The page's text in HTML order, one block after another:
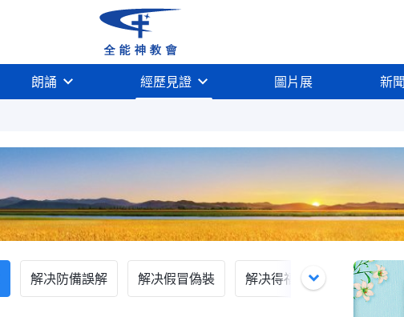
朗誦 經歷見證 圖片展 新
解决防備誤解 解决假冒偽裝 解决得福存心 解决傳